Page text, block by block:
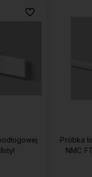
Do ulubionych
Próbka